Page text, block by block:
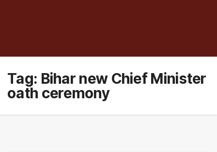
Tag: Bihar new Chief Minister
oath ceremony